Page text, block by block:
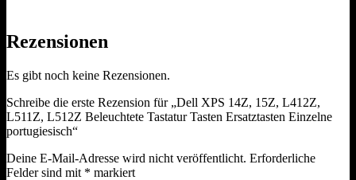
Rezensionen
Es gibt noch keine Rezensionen.
Schreibe die erste Rezension für „Dell XPS 14Z, 15Z, L412Z,
L511Z, L512Z Beleuchtete Tastatur Tasten Ersatztasten Einzelne
portugiesisch“
Deine E-Mail-Adresse wird nicht veröffentlicht. Erforderliche
Felder sind mit * markiert